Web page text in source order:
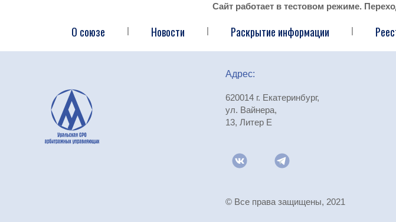
Сайт работает в тестовом режиме.
О союзе | Новости | Раскрытие информации |
Адрес:
620014 г. Екатеринбург,
ул. Вайнера,
13, Литер Е
© Все права защищены, 2021